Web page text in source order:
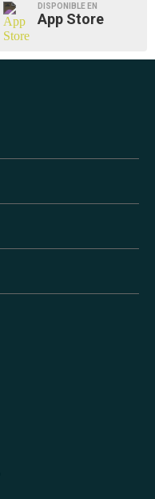
DISPONIBLE EN
App Store